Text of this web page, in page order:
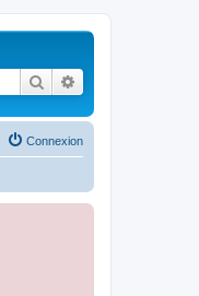
Rechercher
Connexion